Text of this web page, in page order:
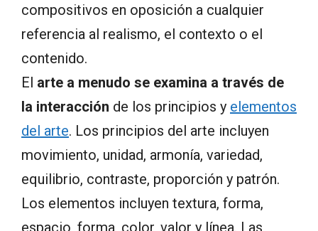
compositivos en oposición a cualquier
referencia al realismo, el contexto o el
contenido.
El arte a menudo se examina a través de
la interacción de los principios y elementos
del arte. Los principios del arte incluyen
movimiento, unidad, armonía, variedad,
equilibrio, contraste, proporción y patrón.
Los elementos incluyen textura, forma,
espacio, forma, color, valor y línea. Las